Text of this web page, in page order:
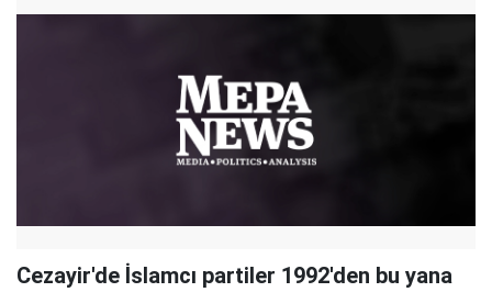
Cezayir'de İslamcı partiler 1992'den bu yana